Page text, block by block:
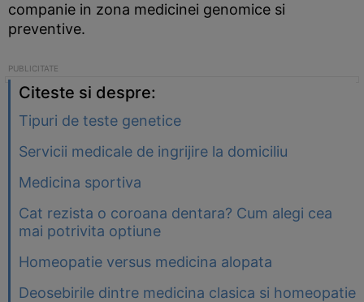
companie in zona medicinei genomice si
preventive.
Citeste si despre:
Tipuri de teste genetice
Servicii medicale de ingrijire la domiciliu
Medicina sportiva
Cat rezista o coroana dentara? Cum alegi cea
mai potrivita optiune
Homeopatie versus medicina alopata
Deosebirile dintre medicina clasica si homeopatie